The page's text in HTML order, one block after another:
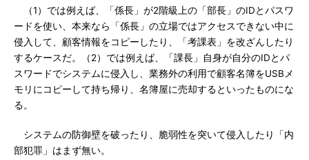
（1）では例えば、「係長」が2階級上の「部長」のIDとパスワ
ードを使い、本来なら「係長」の立場ではアクセスできない中に
侵入して、顧客情報をコピーしたり、「考課表」を改ざんしたり
するケースだ。（2）では例えば、「課長」自身が自分のIDとパ
スワードでシステムに侵入し、業務外の利用で顧客名簿をUSBメ
モリにコピーして持ち帰り、名簿屋に売却するといったものにな
る。
システムの防御壁を破ったり、脆弱性を突いて侵入したり「内
部犯罪」はまず無い。